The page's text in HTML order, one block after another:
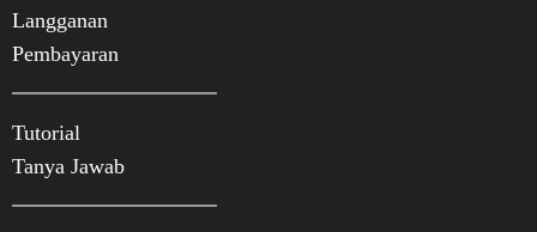
Langganan
Pembayaran
Tutorial
Tanya Jawab